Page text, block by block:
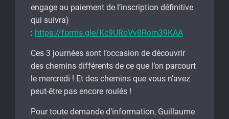
engage au paiement de l’inscription définitive
qui suivra)
: https://forms.gle/Kc9URoVv8Rom39KAA
Ces 3 journées sont l’occasion de découvrir
des chemins différents de ce que l’on parcourt
le mercredi ! Et des chemins que vous n’avez
peut-être pas encore roulés !
Pour toute demande d’information, Guillaume